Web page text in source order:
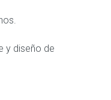
y diseño de